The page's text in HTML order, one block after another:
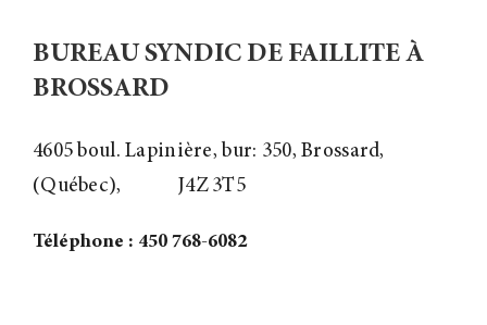
BUREAU SYNDIC DE FAILLITE À
BROSSARD
4605 boul. Lapinière, bur: 350, Brossard,
(Québec),
J4Z 3T5
Téléphone : 450 768-6082